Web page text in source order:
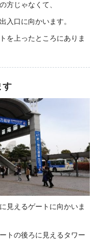
方じゃなくて、
入口に向かいます。
を上ったところにありま
す
見えるゲートに向かいま
トの後ろに見えるタワー